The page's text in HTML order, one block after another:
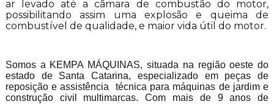
ar levado até a câmara de combustão do motor,
possibilitando assim uma explosão e queima de
combustível de qualidade, e maior vida útil do motor.
Somos a KEMPA MÁQUINAS, situada na região oeste do
estado de Santa Catarina, especializado em peças de
reposição e assistência técnica para máquinas de jardim e
construção civil multimarcas. Com mais de 9 anos de